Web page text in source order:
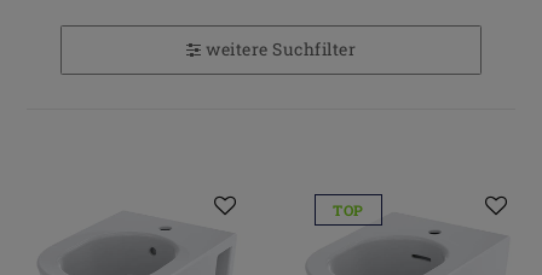
weitere Suchfilter
TOP